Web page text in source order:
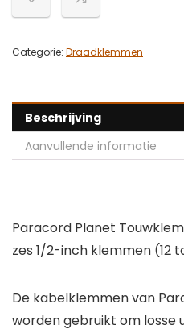
Categorie: Draadklemmen
Beschrijving
Aanvullende informatie
Paracord Planet
zes 1/2-inch klemmen (12
De kabelklemmen van
worden gebruikt om losse